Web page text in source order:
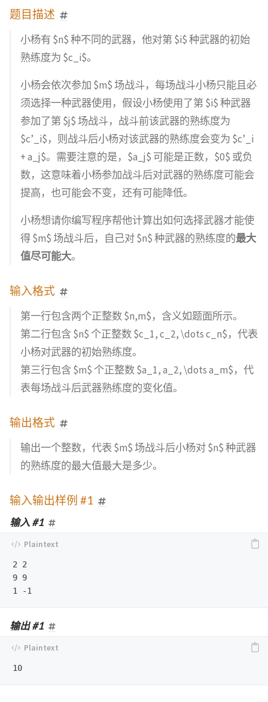
题目描述
小杨有 $n$ 种不同的武器，他对第 $i$ 种武器的初始
熟练度为 $c_i$。
小杨会依次参加 $m$ 场战斗，每场战斗小杨只能且必
须选择一种武器使用，假设小杨使用了第 $i$ 种武器
参加了第 $j$ 场战斗，战斗前该武器的熟练度为
$c’_i$，则战斗后小杨对该武器的熟练度会变为 $c’_i
+ a_j$。需要注意的是，$a_j$ 可能是正数，$0$ 或负
数，这意味着小杨参加战斗后对武器的熟练度可能会
提高，也可能会不变，还有可能降低。
小杨想请你编写程序帮他计算出如何选择武器才能使
得 $m$ 场战斗后，自己对 $n$ 种武器的熟练度的最大
值尽可能大。
输入格式
第一行包含两个正整数 $n,m$，含义如题面所示。
第二行包含 $n$ 个正整数 $c_1, c_2, \dots c_n$，代表
小杨对武器的初始熟练度。
第三行包含 $m$ 个正整数 $a_1, a_2, \dots a_m$，代
表每场战斗后武器熟练度的变化值。
输出格式
输出一个整数，代表 $m$ 场战斗后小杨对 $n$ 种武器
的熟练度的最大值最大是多少。
输入输出样例 #1
输入 #1
2 2
9 9
输出 #1